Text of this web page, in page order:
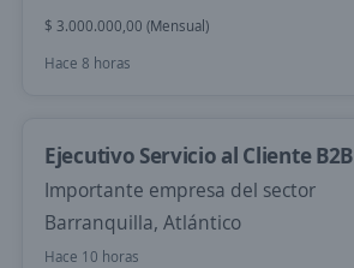
$ 3.000.000,00 (Mensual)
Hace 8 horas
Ejecutivo Servicio al Cliente B2B
Importante empresa del sector
Barranquilla, Atlántico
Hace 10 horas